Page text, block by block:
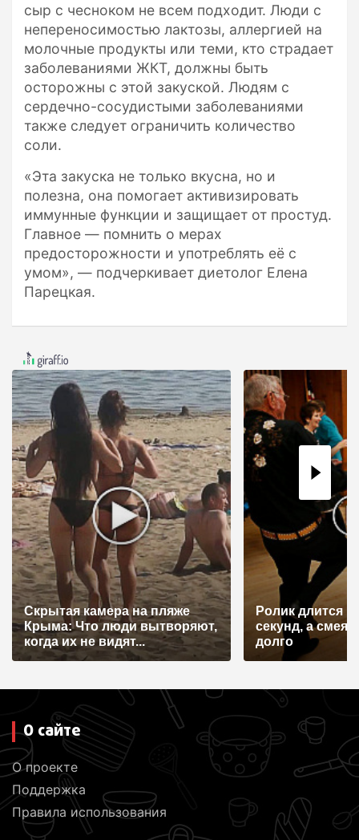
сыр с чесноком не всем подходит. Люди с
непереносимостью лактозы, аллергией на
молочные продукты или теми, кто страдает
заболеваниями ЖКТ, должны быть
осторожны с этой закуской. Людям с
сердечно-сосудистыми заболеваниями
также следует ограничить количество
соли.
«Эта закуска не только вкусна, но и
полезна, она помогает активизировать
иммунные функции и защищает от простуд.
Главное — помнить о мерах
предосторожности и употреблять её с
умом», — подчеркивает диетолог Елена
Парецкая.
Скрытая камера на пляже
Крыма: Что люди вытворяют,
когда их не видят...
Ролик длится
секунд, а
долго
О сайте
О проекте
Поддержка
Правила использования